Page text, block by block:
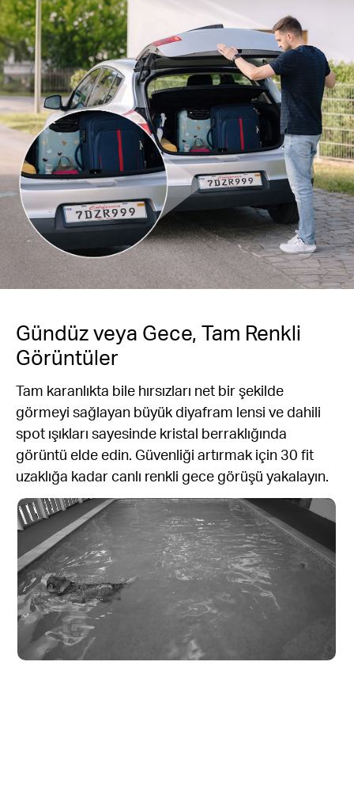
Gündüz veya Gece, Tam Renkli
Görüntüler
Tam karanlıkta bile hırsızları net bir şekilde
görmeyi sağlayan büyük diyafram lensi ve dahili
spot ışıkları sayesinde kristal berraklığında
görüntü elde edin. Güvenliği artırmak için 30 fit
uzaklığa kadar canlı renkli gece görüşü yakalayın.